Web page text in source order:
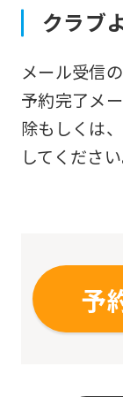
クラブ
メール受信
予約完了メ
除もしくは
してください
予